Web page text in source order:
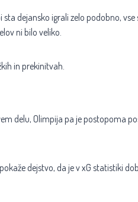
dejansko igrali zelo podobno,
ni bilo veliko.
in prekinitvah.
delu, Olimpija pa je postopoma
dejstvo, da je v xG statistiki